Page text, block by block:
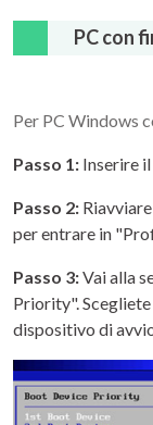
PC con
Per PC Windows
Passo 1: Inserire
Passo 2:
per entrare in
Passo 3:Vai alla
Priority".
dispositivo di